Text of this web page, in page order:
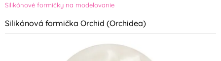
Silikónové formičky na modelovanie
Silikónová formička Orchid (Orchidea)